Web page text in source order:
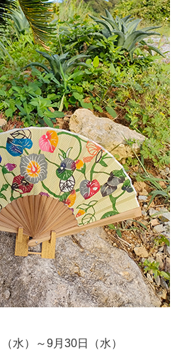
水）～9月30日（水）